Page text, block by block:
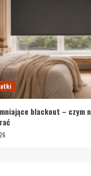
blackout – czym